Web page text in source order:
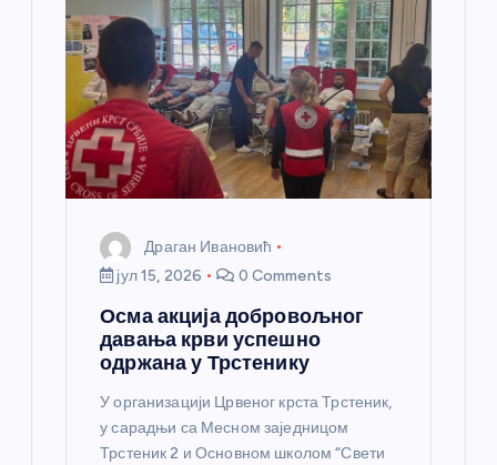
Драган Ивановић
јул 15, 2026
0 Comments
Осма акција добровољног
давања крви успешно
одржана у Трстенику
У организацији Црвеног крста Трстеник,
у сарадњи са Месном заједницом
Трстеник 2 и Основном школом “Свети